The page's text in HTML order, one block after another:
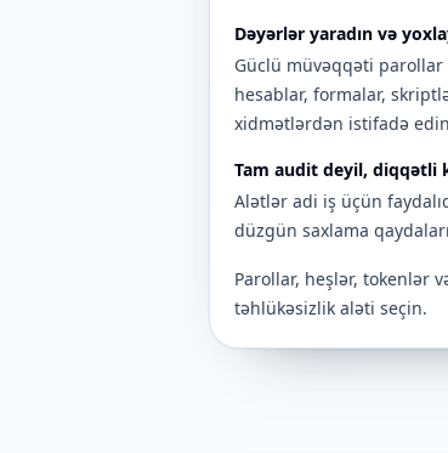
Dəyərlər yaradın və
Güclü müvəqqəti
hesablar, formalar,
xidmətlərdən istifadə
Tam audit deyil, diqqətli
Alətlər adi iş üçün
düzgün saxlama
Parollar, heşlər, tokenlər
təhlükəsizlik aləti seçin.